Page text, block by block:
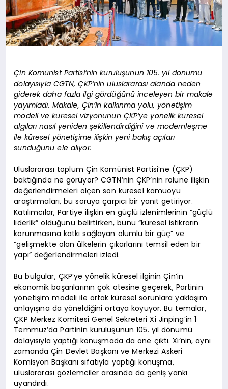
Çin Komünist Partisi’nin kuruluşunun 105. yıl dönümü
dolayısıyla CGTN, ÇKP’nin uluslararası alanda neden
giderek daha fazla ilgi gördüğünü inceleyen bir makale
yayımladı. Makale, Çin’in kalkınma yolu, yönetişim
modeli ve küresel vizyonunun ÇKP’ye yönelik küresel
algıları nasıl yeniden şekillendirdiğini ve modernleşme
ile küresel yönetişime ilişkin yeni bakış açıları
sunduğunu ele alıyor.
Uluslararası toplum Çin Komünist Partisi’ne (ÇKP)
baktığında ne görüyor? CGTN’nin ÇKP’nin rolüne ilişkin
değerlendirmeleri ölçen son küresel kamuoyu
araştırmaları, bu soruya çarpıcı bir yanıt getiriyor.
Katılımcılar, Partiye ilişkin en güçlü izlenimlerinin “güçlü
liderlik” olduğunu belirtirken, bunu “küresel istikrarın
korunmasına katkı sağlayan olumlu bir güç” ve
“gelişmekte olan ülkelerin çıkarlarını temsil eden bir
yapı” değerlendirmeleri izledi.
Bu bulgular, ÇKP’ye yönelik küresel ilginin Çin’in
ekonomik başarılarının çok ötesine geçerek, Partinin
yönetişim modeli ile ortak küresel sorunlara yaklaşım
anlayışına da yöneldiğini ortaya koyuyor. Bu temalar,
ÇKP Merkez Komitesi Genel Sekreteri Xi Jinping’in 1
Temmuz’da Partinin kuruluşunun 105. yıl dönümü
dolayısıyla yaptığı konuşmada da öne çıktı. Xi’nin, aynı
zamanda Çin Devlet Başkanı ve Merkezi Askeri
Komisyon Başkanı sıfatıyla yaptığı konuşma,
uluslararası gözlemciler arasında da geniş yankı
uyandırdı.